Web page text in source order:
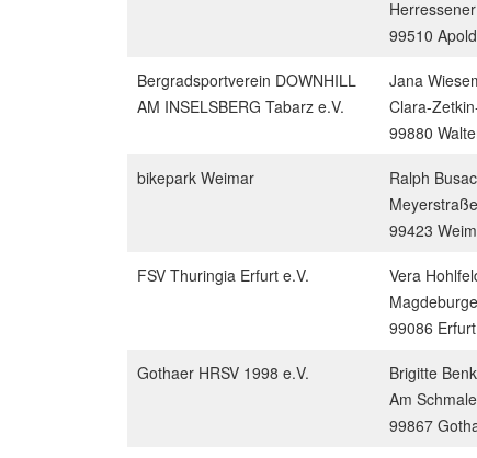
99510
Bergradsportverein DOWNHILL
AM INSELSBERG Tabarz e.V.
Jana
Clara-
99880
bikepark Weimar
Ralph
99423
FSV Thuringia Erfurt e.V.
Vera
99086 Erfurt
Gothaer HRSV 1998 e.V.
Brigitte
Am
99867